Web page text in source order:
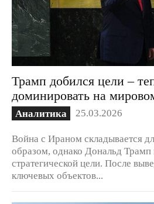
Трамп добился цели –
доминировать на
Аналитика 25.03.2026
Война с Ираном складывается
образом, однако Дональд Трамп
стратегической цели. После
ключевых объектов...